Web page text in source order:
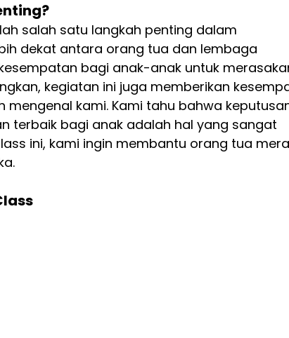
salah satu langkah penting dalam
dekat antara orang tua dan lembaga
bagi anak-anak untuk
kegiatan ini juga memberikan
mengenal kami. Kami tahu bahwa
terbaik bagi anak adalah hal yang sangat
ini, kami ingin membantu orang tua